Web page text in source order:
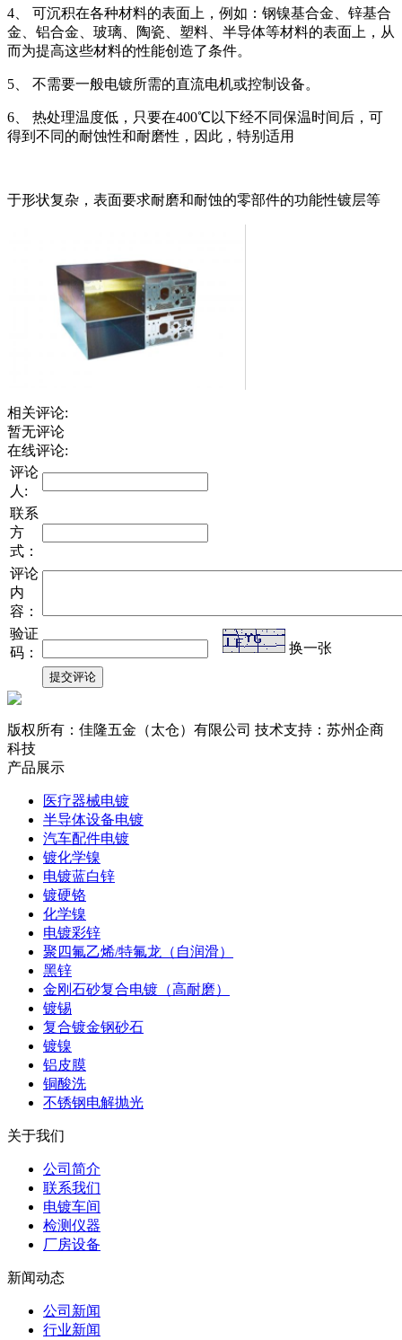
4、 可沉积在各种材料的表面上，例如：钢镍基合金、锌基合
金、铝合金、玻璃、陶瓷、塑料、半导体等材料的表面上，从
而为提高这些材料的性能创造了条件。
5、 不需要一般电镀所需的直流电机或控制设备。
6、 热处理温度低，只要在400℃以下经不同保温时间后，可
得到不同的耐蚀性和耐磨性，因此，特别适用
于形状复杂，表面要求耐磨和耐蚀的零部件的功能性镀层等
相关评论:
暂无评论
在线评论:
评论
人:
联系
方
式：
评论
内
容：
验证
码：
换一张
版权所有：佳隆五金（太仓）有限公司 技术支持：苏州企商
科技
产品展示
医疗器械电镀
半导体设备电镀
汽车配件电镀
镀化学镍
电镀蓝白锌
镀硬铬
化学镍
电镀彩锌
聚四氟乙烯/特氟龙（自润滑）
黑锌
金刚石砂复合电镀（高耐磨）
镀锡
复合镀金钢砂石
镀镍
铝皮膜
铜酸洗
不锈钢电解抛光
关于我们
公司简介
联系我们
电镀车间
检测仪器
厂房设备
新闻动态
公司新闻
行业新闻